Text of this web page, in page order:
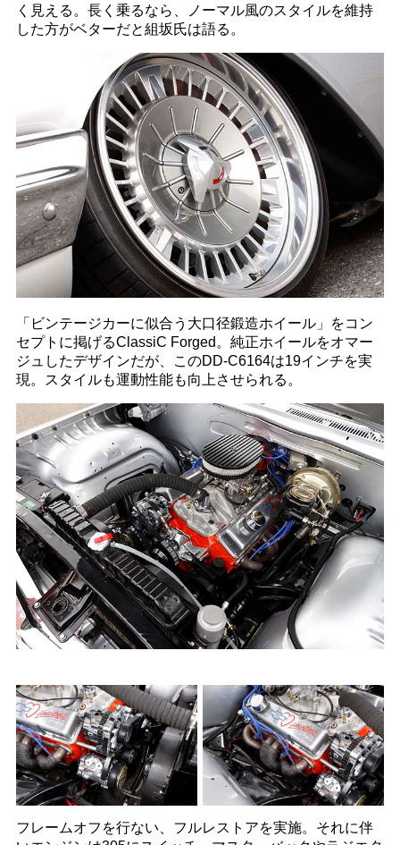
く見える。長く乗るなら、ノーマル風のスタイルを維持
した方がベターだと組坂氏は語る。
「ビンテージカーに似合う大口径鍛造ホイール」をコン
セプトに掲げるClassiC Forged。純正ホイールをオマー
ジュしたデザインだが、このDD-C6164は19インチを実
現。スタイルも運動性能も向上させられる。
フレームオフを行ない、フルレストアを実施。それに伴